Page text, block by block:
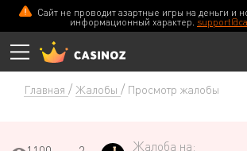
Сайт не проводит азартные игры на деньги и
информационный характер.
Главная Жалобы Просмотр жалобы
Жалоба на: